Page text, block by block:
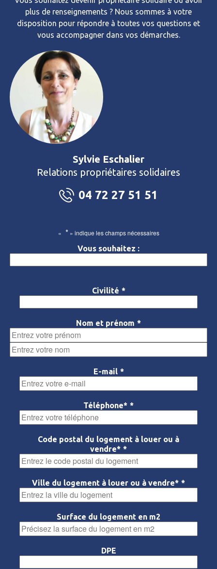
plus de renseignements ? Nous sommes à votre
disposition pour répondre à toutes vos questions et
vous accompagner dans vos démarches.
Sylvie Eschalier
Relations propriétaires solidaires
04 72 27 51 51
« *» indique les champs nécessaires
Vous souhaitez :
Civilité *
Nom et prénom *
Prénom
E-mail *
Téléphone* *
Code postal du logement à louer ou à
vendre* *
Ville du logement à louer ou à vendre* *
Surface du logement en m2
DPE